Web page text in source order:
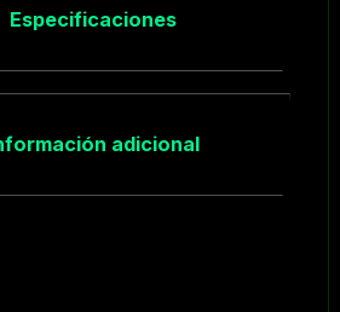
Especificaciones
adicional